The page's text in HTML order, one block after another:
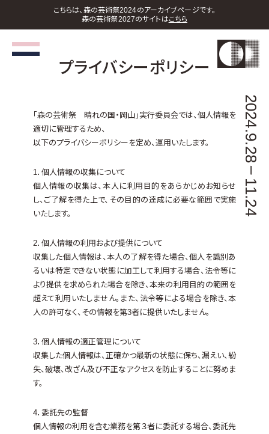
プライバシーポリシー
「森の芸術祭 晴れの国・岡山」実行委員会では、個人情報を
適切に管理するため、
以下のプライバシーポリシーを定め、運用いたします。
1．個人情報の収集について
個人情報の収集は、本人に利用目的をあらかじめお知らせ
し、ご了解を得た上で、その目的の達成に必要な範囲で実施
いたします。
2．個人情報の利用および提供について
収集した個人情報は、本人の了解を得た場合、個人を識別あ
るいは特定できない状態に加工して利用する場合、法令等に
より提供を求められた場合を除き、本来の利用目的の範囲を
超えて利用いたしません。また、法令等による場合を除き、本
人の許可なく、その情報を第3者に提供いたしません。
3．個人情報の適正管理について
収集した個人情報は、正確かつ最新の状態に保ち、漏えい、紛
失、破壊、改ざん及び不正なアクセスを防止することに努めま
す。
4．委託先の監督
個人情報の利用を含む業務を第３者に委託する場合、委託先
こちらは、森の芸術祭2024のアーカイブページです。
森の芸術祭2027のサイトはこちら
2024.9.28
11.24